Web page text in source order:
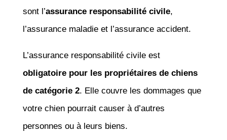
sont l’assurance responsabilité civile,
l’assurance maladie et l’assurance accident.
L’assurance responsabilité civile est
obligatoire pour les propriétaires de chiens
de catégorie 2. Elle couvre les dommages que
votre chien pourrait causer à d’autres
personnes ou à leurs biens.